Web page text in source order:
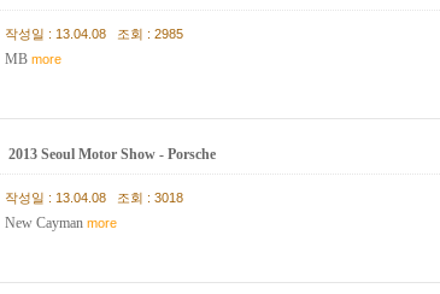
작성일 : 13.04.08 조회 : 2985
MB more
2013 Seoul Motor Show - Porsche
작성일 : 13.04.08 조회 : 3018
New Cayman more